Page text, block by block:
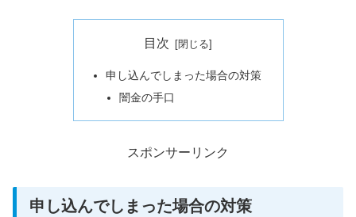
目次
申し込んでしまった場合の対策
闇金の手口
スポンサーリンク
申し込んでしまった場合の対策